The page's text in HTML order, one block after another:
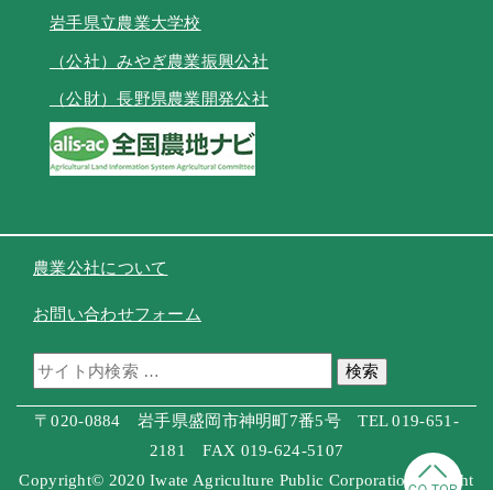
岩手県立農業大学校
（公社）みやぎ農業振興公社
（公財）長野県農業開発公社
農業公社について
お問い合わせフォーム
検索
〒020-0884 岩手県盛岡市神明町7番5号 TEL 019-651-
2181 FAX 019-624-5107
Copyright© 2020 Iwate Agriculture Public Corporation Allright